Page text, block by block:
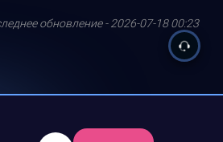
обновление - 2026-07-18 00:23